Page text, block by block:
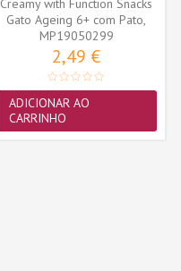
Creamy with Function Snacks
Gato Ageing 6+ com Pato,
Atum...
MP19050299
2,49 €
ADICIONAR AO
CARRINHO